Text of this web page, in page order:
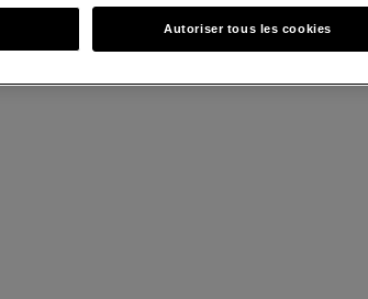
Autoriser tous les cookies